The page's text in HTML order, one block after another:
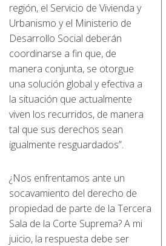
región, el Servicio de Vivienda y
Urbanismo y el Ministerio de
Desarrollo Social deberán
coordinarse a fin que, de
manera conjunta, se otorgue
una solución global y efectiva a
la situación que actualmente
viven los recurridos, de manera
tal que sus derechos sean
igualmente resguardados”.
¿Nos enfrentamos ante un
socavamiento del derecho de
propiedad de parte de la Tercera
Sala de la Corte Suprema? A mi
juicio, la respuesta debe ser